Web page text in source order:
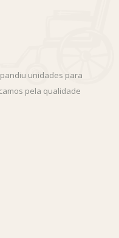
unidades para
pela qualidade